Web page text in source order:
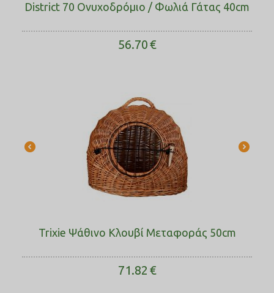
District 70 Ονυχοδρόμιο / Φωλιά Γάτας 40cm
56.70€
Trixie Ψάθινο Κλουβί Μεταφοράς 50cm
71.82 €